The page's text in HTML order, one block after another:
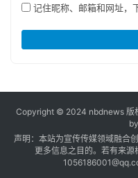
记住昵称、邮箱和网址，
Copyright © 2024 nbdnews 版
声明：本站为宣传传媒领域融合
更多信息之目的。若有来源